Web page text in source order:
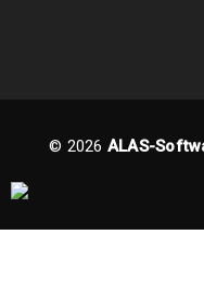
© 2026 ALAS-